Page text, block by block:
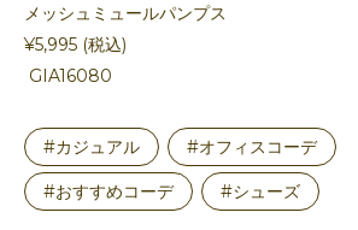
メッシュミュールパンプス
¥5,995 (税込)
GIA16080
#カジュアル #オフィスコーデ
#おすすめコーデ #シューズ